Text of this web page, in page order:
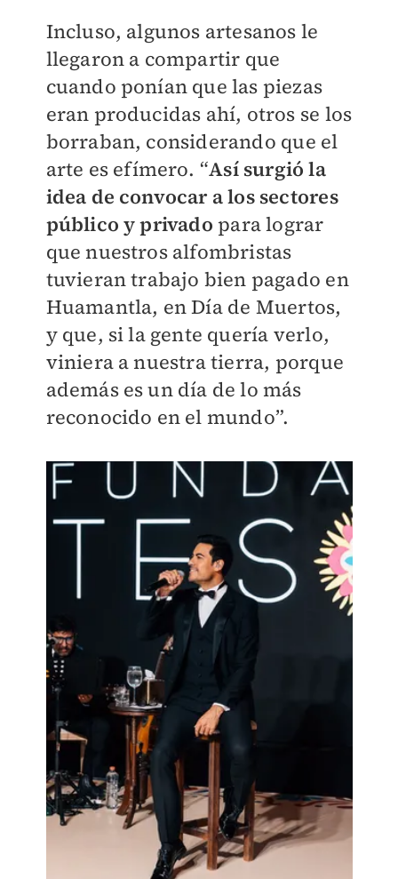
Incluso, algunos artesanos le
llegaron a compartir que
cuando ponían que las piezas
eran producidas ahí, otros se los
borraban, considerando que el
arte es efímero. “Así surgió la
idea de convocar a los sectores
público y privado para lograr
que nuestros alfombristas
tuvieran trabajo bien pagado en
Huamantla, en Día de Muertos,
y que, si la gente quería verlo,
viniera a nuestra tierra, porque
además es un día de lo más
reconocido en el mundo”.